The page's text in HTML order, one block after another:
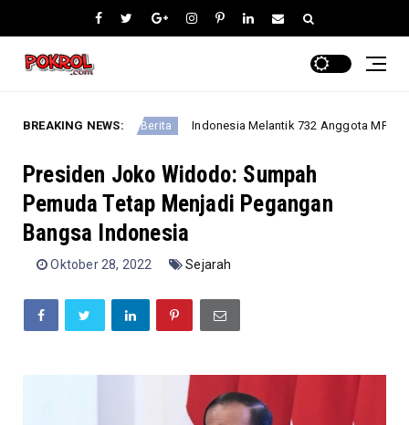
BREAKING NEWS:
Berita Indonesia Melantik 732 Anggota MPR Periode
Presiden Joko Widodo: Sumpah
Pemuda Tetap Menjadi Pegangan
Bangsa Indonesia
Oktober 28, 2022 Sejarah